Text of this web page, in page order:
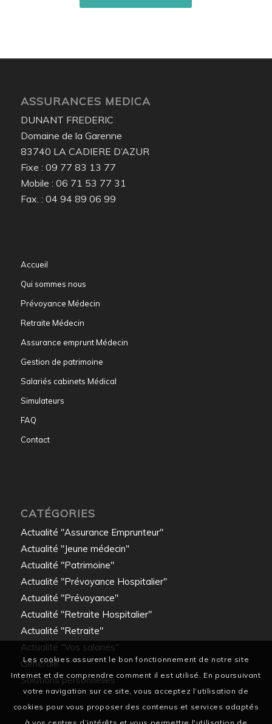
ASSURANCES MEDICA
DUNANT FREDERIC
Domaine de la Garenne
83740 LA CADIERE D’AZUR
Fixe : 09 77 83 13 77
Mobile : 06 71 53 77 31
Fax. : 04 94 89 06 99
Accueil
Qui sommes nous
Prévoyance Médecin
Retraite Médecin
Assurance emprunt Médecin
Gestion de patrimoine
Salariés cabinets Médical
Simulateurs
FAQ
Contact
CATÉGORIES
Actualité "Assurance Emprunteur"
Actualité "Jeune médecin"
Actualité "Patrimoine"
Actualité "Prévoyance Hospitalier"
Actualité "Prévoyance"
Actualité "Retraite Hospitalier"
Actualité "Retraite"
Actualité "Vos salariés"
Générale
Solutions personnelles
Les cookies assurent le bon fonctionnement de notre site
Internet et de comprendre comment il est utilisé. En poursuivant
votre navigation sur ce site, vous acceptez l’utilisation de
cookies pour vous proposer des contenus et services adaptés